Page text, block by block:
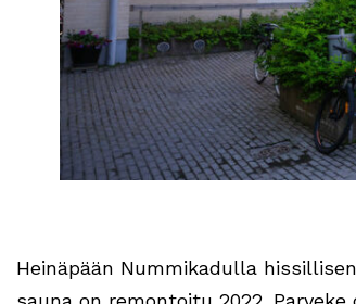
Heinäpään Nummikadulla